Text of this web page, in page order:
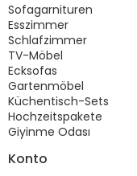
Sofagarnituren
Esszimmer
Schlafzimmer
TV-Möbel
Ecksofas
Gartenmöbel
Küchentisch-Sets
Hochzeitspakete
Giyinme Odası
Konto